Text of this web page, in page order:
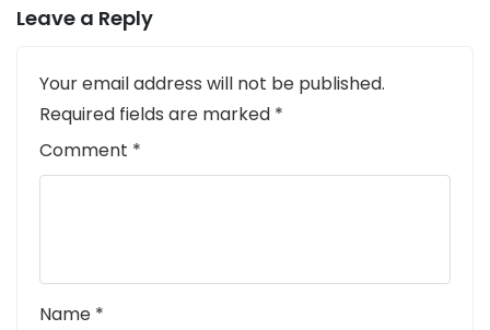
Leave a Reply
Your email address will not be published.
Required fields are marked *
Comment *
Name *